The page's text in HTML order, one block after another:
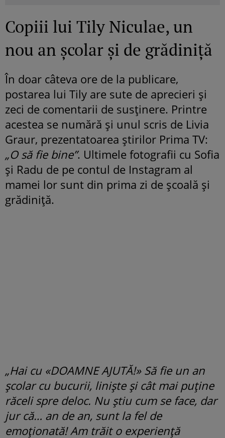
Copiii lui Tily Niculae, un
nou an școlar și de grădiniță
În doar câteva ore de la publicare,
postarea lui Tily are sute de aprecieri și
zeci de comentarii de susținere. Printre
acestea se numără și unul scris de Livia
Graur, prezentatoarea știrilor Prima TV:
„O să fie bine”. Ultimele fotografii cu Sofia
și Radu de pe contul de Instagram al
mamei lor sunt din prima zi de școală și
grădiniță.
„Hai cu «DOAMNE AJUTĂ!» Să fie un an
școlar cu bucurii, liniște și cât mai puține
răceli spre deloc. Nu știu cum se face, dar
jur că… an de an, sunt la fel de
emoționată! Am trăit o experiență